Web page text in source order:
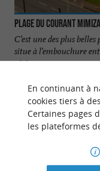
Plage du Courant
C’est une des plus belles
situe à l’embouchure
côtier ...
5 m - Mimizan
En continuant à
cookies tiers à
Certaines pages
les plateformes